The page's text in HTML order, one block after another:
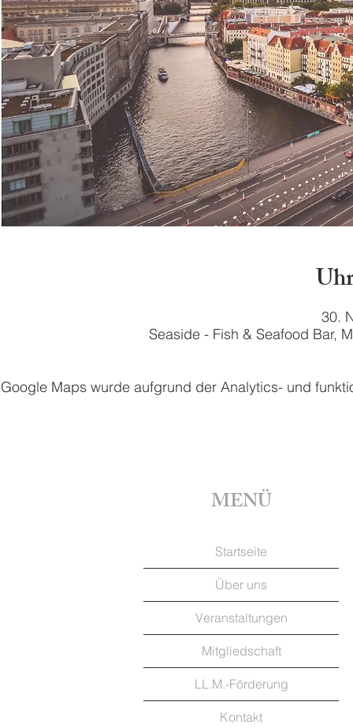
30.
Seaside - Fish & Seafood Bar,
Google Maps wurde aufgrund der Analytics- und
MENÜ
Startseite
Über uns
Veranstaltungen
Mitgliedschaft
LL.M.-Förderung
Kontakt